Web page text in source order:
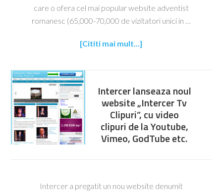
care o ofera cel mai popular website adventist
romanesc (65,000-70,000 de vizitatori unici in …
[Cititi mai mult...]
Intercer lanseaza noul
website „Intercer Tv
Clipuri”, cu video
clipuri de la Youtube,
Vimeo, GodTube etc.
Intercer a pregatit un nou website denumit